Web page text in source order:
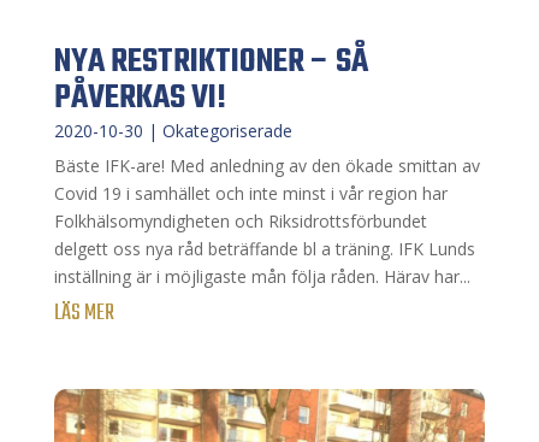
NYA RESTRIKTIONER – SÅ
PÅVERKAS VI!
2020-10-30 | Okategoriserade
Bäste IFK-are! Med anledning av den ökade smittan av
Covid 19 i samhället och inte minst i vår region har
Folkhälsomyndigheten och Riksidrottsförbundet
delgett oss nya råd beträffande bl a träning. IFK Lunds
inställning är i möjligaste mån följa råden. Härav har...
LÄS MER